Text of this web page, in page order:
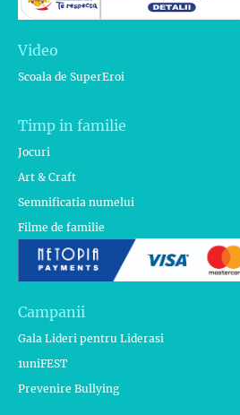
Video
Scoala de SuperEroi
Timp in familie
Jocuri
Art & Craft
Semnificatia numelui
Filme de familie
Campanii
Gala Lideri pentru Liderasi
1uniFEST
Prevenire Bullying